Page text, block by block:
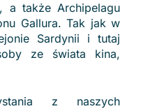
a także Archipelagu
Gallura. Tak jak w
Sardynii i tutaj
ze świata kina,
z naszych